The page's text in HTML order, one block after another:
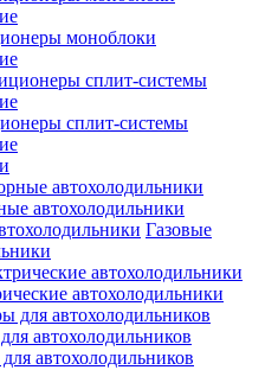
моноблоки
сплит-системы
автохолодильники
Газовые
автохолодильники
автохолодильников
автохолодильников